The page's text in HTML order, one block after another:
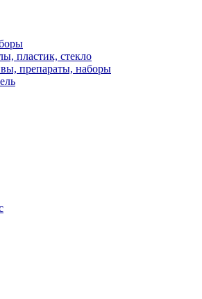
пластик, стекло
препараты, наборы